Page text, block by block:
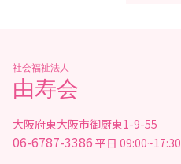
社会福祉法人
由寿会
大阪府東大阪市御厨東1-9-55
06-6787-3386 平日 09:00~17:30